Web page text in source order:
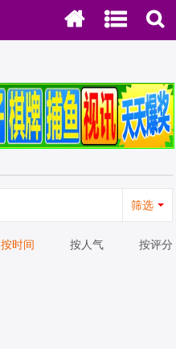
筛选
按时间 按人气 按评分